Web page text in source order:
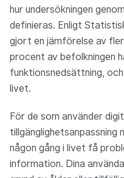
hur undersökningen
definieras. Enligt
gjort en jämförelse av
procent av befolkningen
funktionsnedsättning,
livet.
För de som använder
tillgänglighetsanpassning
någon gång i livet få
information. Dina